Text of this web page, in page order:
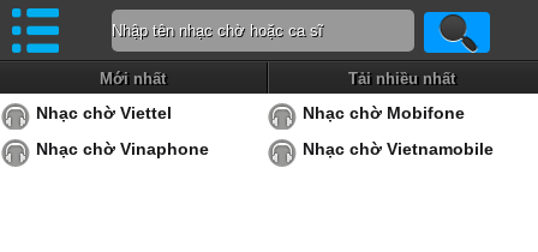
Mới nhất Tải nhiều nhất
Nhạc chờ Viettel
Nhạc chờ Mobifone
Nhạc chờ Vinaphone
Nhạc chờ Vietnamobile